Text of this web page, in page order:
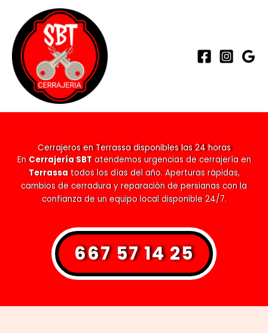
contenido
Cerrajeros en Terrassa disponibles las 24 horas
En Cerrajería SBTatendemos urgencias de cerrajería en
Terrassatodos los días del año. Aperturas rápidas,
cambios de cerradura y reparación de persianas con la
confianza de un equipo local disponible 24/7.
667 57 14 25